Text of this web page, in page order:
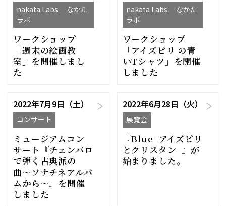
nakata Labs なかた
ラボ
ワークショップ
「週末の絵画教
室」を開催しまし
た
nakata Labs なかた
ラボ
ワークショップ
「アイズピリ の青
いTシャツ」を開催
しました
2022年7月9日（土）
コンサート
ミュージアムコン
サート『チェンバロ
で弾く古典派の
曲〜ソナチネアルバ
ムから〜』を開催
しました
2022年6月28日（火）
展覧会
『Blue−アイズピリ
とクリスタン−』が
始まりました。